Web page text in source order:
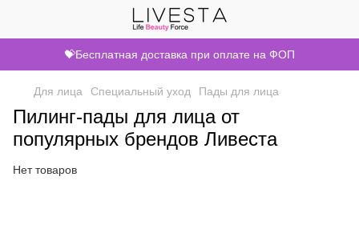
💝Бесплатная доставка при оплате на ФОП
Для лица Специальный уход Пады для лица
Пилинг-пады для лица от
популярных брендов Ливеста
Нет товаров